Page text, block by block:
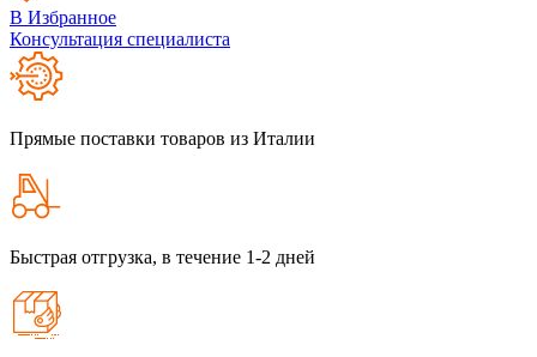
В Избранное
Консультация специалиста
Прямые поставки товаров из Италии
Быстрая отгрузка, в течение 1-2 дней